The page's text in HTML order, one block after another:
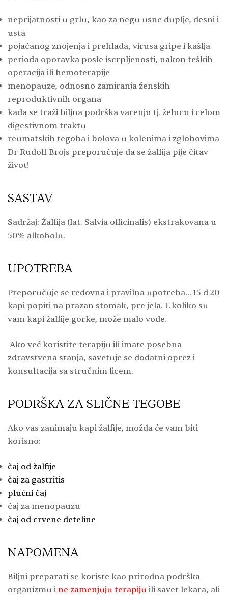
neprijatnosti u grlu, kao za negu usne duplje, desni i
usta
pojačanog znojenja i prehlada, virusa gripe i kašlja
perioda oporavka posle iscrpljenosti, nakon teških
operacija ili hemoterapije
menopauze, odnosno zamiranja ženskih
reproduktivnih organa
kada se traži biljna podrška varenju tj. želucu i celom
digestivnom traktu
reumatskih tegoba i bolova u kolenima i zglobovima
Dr Rudolf Brojs preporučuje da se žalfija pije čitav
život!
SASTAV
Sadržaj: Žalfija (lat. Salvia officinalis) ekstrakovana u
50% alkoholu.
UPOTREBA
Preporučuje se redovna i pravilna upotreba… 15 d 20
kapi popiti na prazan stomak, pre jela. Ukoliko su
vam kapi žalfije gorke, može malo vode.
Ako već koristite terapiju ili imate posebna
zdravstvena stanja, savetuje se dodatni oprez i
konsultacija sa stručnim licem.
PODRŠKA ZA SLIČNE TEGOBE
Ako vas zanimaju kapi žalfije, možda će vam biti
korisno:
čaj od žalfije
čaj za gastritis
plućni čaj
čaj za menopauzu
čaj od crvene deteline
NAPOMENA
Biljni preparati se koriste kao prirodna podrška
organizmu i ne zamenjuju terapiju ili savet lekara, ali